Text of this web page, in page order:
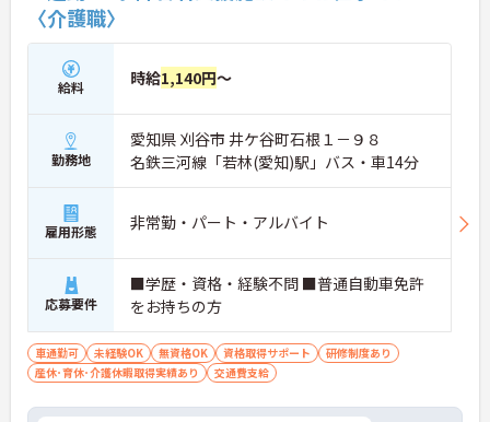
〈介護職〉
給料 時給1,140円～
勤務地
愛知県 刈谷市 井ケ谷町石根１－９８
名鉄三河線「若林(愛知)駅」バス・車14分
雇用形態 非常勤・パート・アルバイト
応募要件
■学歴・資格・経験不問 ■普通自動車免許
をお持ちの方
車通勤可 未経験OK 無資格OK 資格取得サポート
研修制度あり
産休･育休･介護休暇取得実績あり
交通費支給